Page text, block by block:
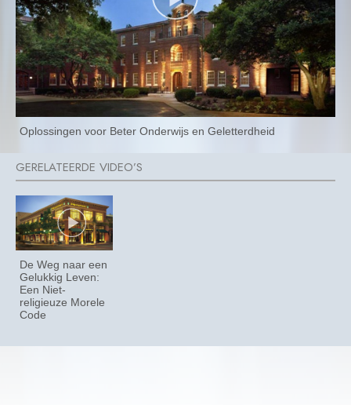
Oplossingen voor Beter Onderwijs en Geletterdheid
De Weg naar een
Gelukkig Leven:
Een Niet-
religieuze Morele
Code